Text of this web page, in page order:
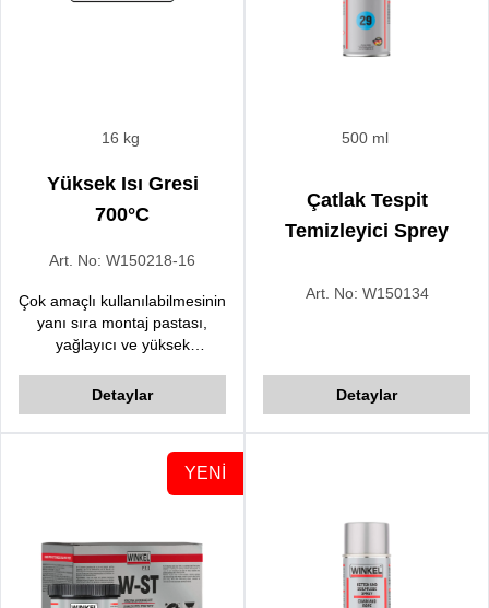
16 kg
Yüksek Isı Gresi
700°C
Art. No: W150218-16
Çok amaçlı kullanılabilmesinin
yanı sıra montaj pastası,
yağlayıcı ve yüksek
olarak da kullanılır. Benzer
ürünlere oranla içeriğindeki
molibden disülfür muhtevası
çok daha yüksektir.
Detaylar
500 ml
Çatlak Tespit
Temizleyici Sprey
Art. No: W150134
Detaylar
YENİ